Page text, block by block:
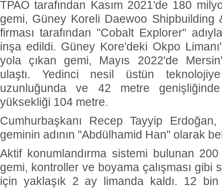
TPAO tarafından Kasım 2021'de 180
gemi, Güney Koreli Daewoo Shipbuilding
firması tarafından "Cobalt Explorer"
inşa edildi. Güney Kore'deki Okpo
yola çıkan gemi, Mayıs 2022'de
ulaştı. Yedinci nesil üstün
uzunluğunda ve 42 metre
yüksekliği 104 metre.
Cumhurbaşkanı Recep Tayyip
geminin adının "Abdülhamid Han" olarak
Aktif konumlandırma sistemi bulunan
gemi, kontroller ve boyama çalışması gibi
için yaklaşık 2 ay limanda kaldı. 12